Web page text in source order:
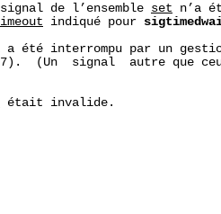
de l’ensemble set n’a
indiqué pour
a été interrompu par un
(Un  signal  autre que
était invalide.